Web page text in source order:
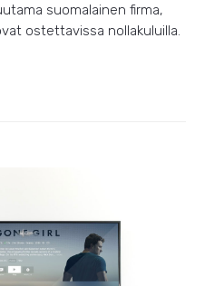
suomalainen firma,
ostettavissa nollakuluilla.